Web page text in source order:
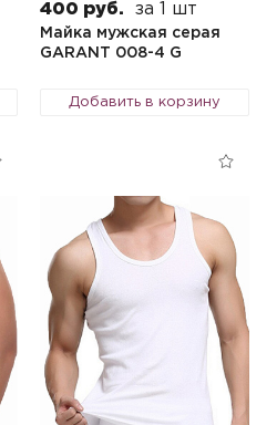
400 руб. за 1 шт
Майка мужская серая
GARANT 008-4 G
Добавить в корзину